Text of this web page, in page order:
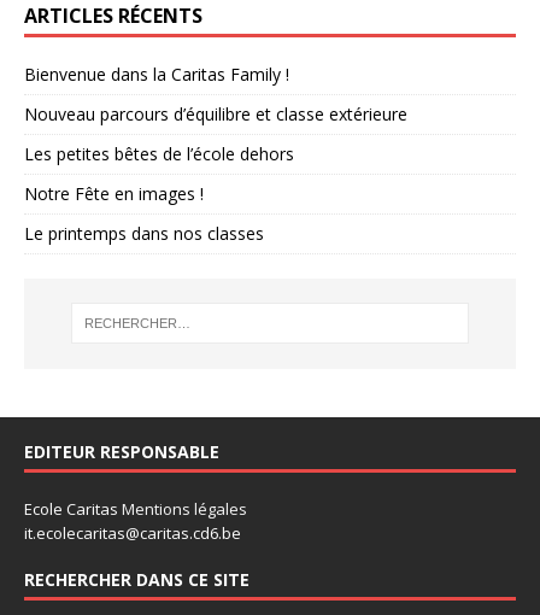
ARTICLES RÉCENTS
Bienvenue dans la Caritas Family !
Nouveau parcours d’équilibre et classe extérieure
Les petites bêtes de l’école dehors
Notre Fête en images !
Le printemps dans nos classes
EDITEUR RESPONSABLE
Ecole Caritas Mentions légales
it.ecolecaritas@caritas.cd6.be
RECHERCHER DANS CE SITE